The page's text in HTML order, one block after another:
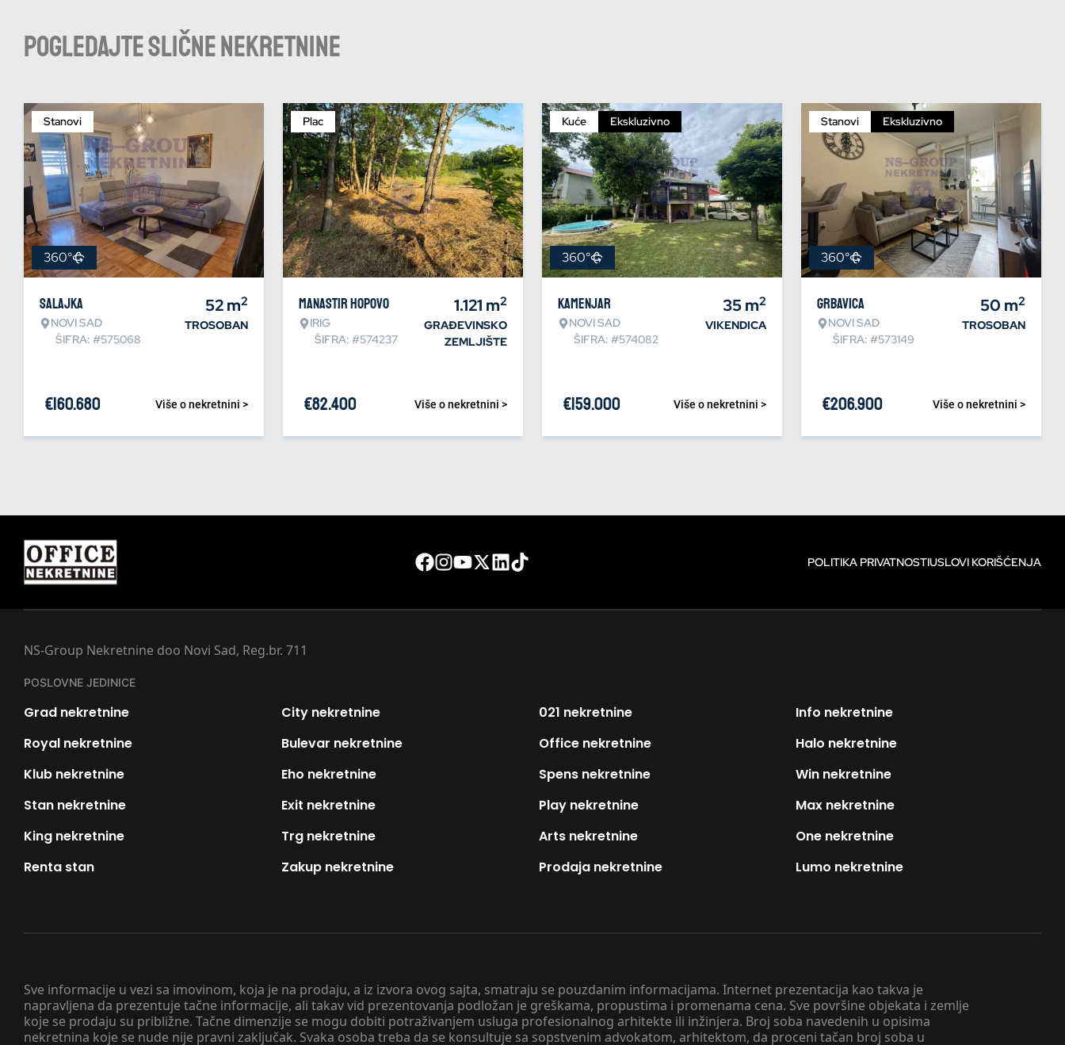
Pogledajte slične nekretnine
Stanovi
360°
Salajka
NOVI SAD
ŠIFRA: #575068
52m2
TROSOBAN
Više o nekretnini >
€160.680
Plac
Manastir Hopovo
IRIG
ŠIFRA: #574237
1.121 m2
GRAĐEVINSKO
ZEMLJIŠTE
Više o nekretnini >
€82.400
Kuće Ekskluzivno
360°
Kamenjar
NOVI SAD
ŠIFRA: #574082
35m2
VIKENDICA
Više o nekretnini >
€159.000
Stanovi Ekskluzivno
360°
Grbavica
NOVI SAD
ŠIFRA: #573149
50 m2
TROSOBAN
Više o nekretnini >
€206.900
POLITIKA PRIVATNOSTIUSLOVI KORIŠĆENJA
Sve informacije u vezi sa imovinom, koja je na prodaju, a iz izvora ovog sajta, smatraju se pouzdanim informacijama. Internet prezentacija kao takva je
napravljena da prezentuje tačne informacije, ali takav vid prezentovanja podložan je greškama, propustima i promenama cena. Sve površine objekata i zemlje
koje se prodaju su približne. Tačne dimenzije se mogu dobiti potraživanjem usluga profesionalnog arhitekte ili inžinjera. Broj soba navedenih u opisima
nekretnina koje se nude nije pravni zaključak. Svaka osoba treba da se konsultuje sa sopstvenim advokatom, arhitektom, da proceni tačan broj soba u
NS-Group Nekretnine doo Novi Sad, Reg.br. 711
POSLOVNE JEDINICE
Grad nekretnine City nekretnine 021 nekretnine
Info nekretnine
Royal nekretnine
Bulevar nekretnine Office nekretnine
Halo nekretnine
Klub nekretnine
Eho nekretnine Spens nekretnine
Win nekretnine
Stan nekretnine
Exit nekretnine Play nekretnine
Max nekretnine
King nekretnine
Trg nekretnine Arts nekretnine
One nekretnine
Renta stan
Zakup nekretnine Prodaja nekretnine Lumo nekretnine